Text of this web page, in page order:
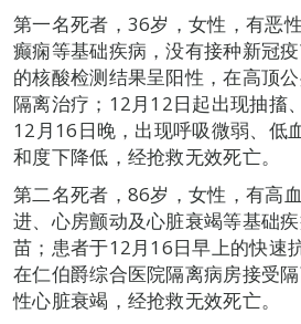
第一名死者，36岁，女性，有恶
癫痫等基础疾病，没有接种新冠
的核酸检测结果呈阳性，在高顶
隔离治疗；12月12日起出现抽搐
12月16日晚，出现呼吸微弱、低
和度下降低，经抢救无效死亡。
第二名死者，86岁，女性，有高
进、心房颤动及心脏衰竭等基础
苗；患者于12月16日早上的快速
在仁伯爵综合医院隔离病房接受
性心脏衰竭，经抢救无效死亡。